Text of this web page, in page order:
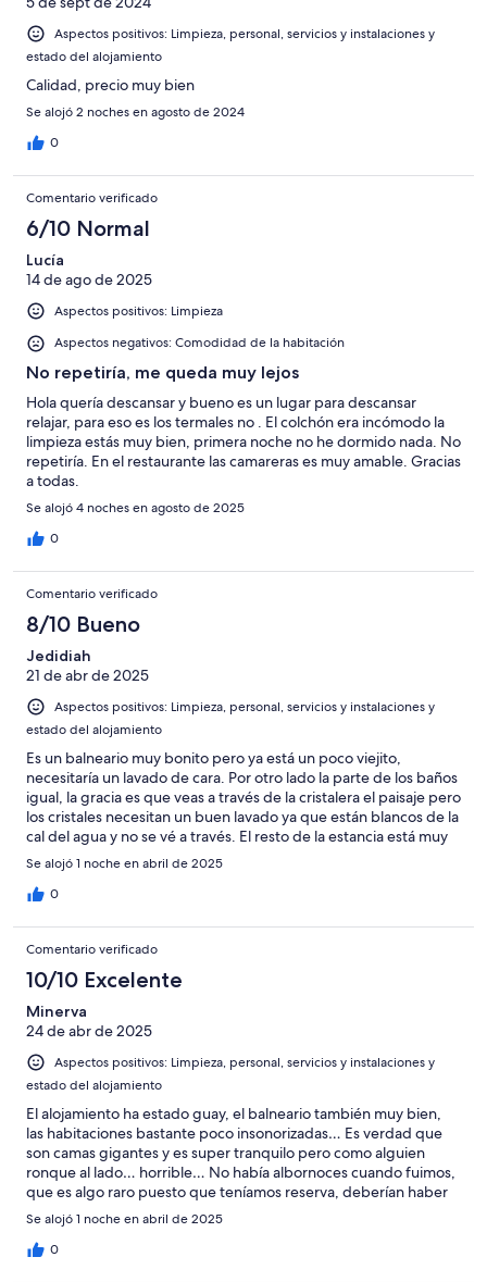
Aspectos positivos: Limpieza, personal, servicios y instalaciones y
estado del alojamiento
Calidad, precio muy bien
Se alojó 2 noches en agosto de 2024
0
Comentario verificado
6/10 Normal
Lucía
14 de ago de 2025
Aspectos positivos: Limpieza
Aspectos negativos: Comodidad de la habitación
No repetiría, me queda muy lejos
Hola quería descansar y bueno es un lugar para descansar
relajar, para eso es los termales no . El colchón era incómodo la
limpieza estás muy bien, primera noche no he dormido nada. No
repetiría. En el restaurante las camareras es muy amable. Gracias
a todas.
Se alojó 4 noches en agosto de 2025
0
Comentario verificado
8/10 Bueno
Jedidiah
21 de abr de 2025
Aspectos positivos: Limpieza, personal, servicios y instalaciones y
estado del alojamiento
Es un balneario muy bonito pero ya está un poco viejito,
necesitaría un lavado de cara. Por otro lado la parte de los baños
igual, la gracia es que veas a través de la cristalera el paisaje pero
los cristales necesitan un buen lavado ya que están blancos de la
cal del agua y no se vé a través. El resto de la estancia está muy
bien, la zona es muy tranquila y las vistas son espectaculares
Se alojó 1 noche en abril de 2025
0
Comentario verificado
10/10 Excelente
Minerva
24 de abr de 2025
Aspectos positivos: Limpieza, personal, servicios y instalaciones y
estado del alojamiento
El alojamiento ha estado guay, el balneario también muy bien,
las habitaciones bastante poco insonorizadas… Es verdad que
son camas gigantes y es super tranquilo pero como alguien
ronque al lado… horrible… No había albornoces cuando fuimos,
que es algo raro puesto que teníamos reserva, deberían haber
previsto algo así pero bueno, no pasa nada porque nos dieron
facilidades. Bastante bien la verdad.
Se alojó 1 noche en abril de 2025
0